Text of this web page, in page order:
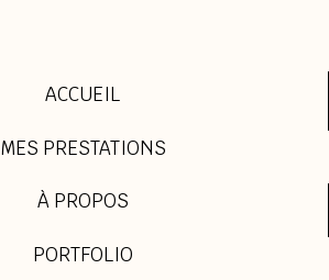
ACCUEIL
MES PRESTATIONS
À PROPOS
PORTFOLIO